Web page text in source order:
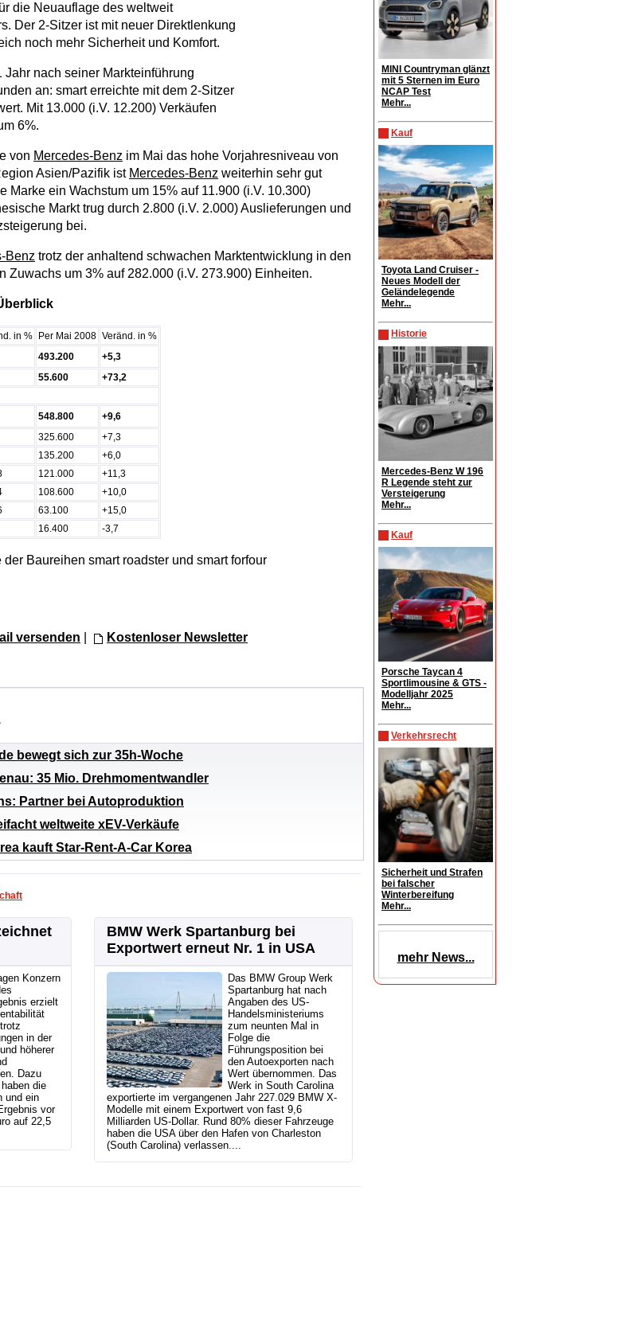
MINI Countryman glänzt
mit 5 Sternen im Euro
NCAP Test
Mehr...
Kauf
Toyota Land Cruiser -
Neues Modell der
Geländelegende
Mehr...
Historie
Mercedes-Benz W 196
R Legende steht zur
Versteigerung
Mehr...
Kauf
Porsche Taycan 4
Sportlimousine & GTS -
Modelljahr 2025
Mehr...
Verkehrsrecht
Sicherheit und Strafen
bei falscher
Winterbereifung
Mehr...
mehr News...
die Neuauflage des weltweit
Der 2-Sitzer ist mit neuer Direktlenkung
noch mehr Sicherheit und Komfort.
Jahr nach seiner Markteinführung
an: smart erreichte mit dem 2-Sitzer
Mit 13.000 (i.V. 12.200) Verkäufen
6%.
von Mercedes-Benz im Mai das hohe Vorjahresniveau von
Asien/Pazifik ist Mercedes-Benz weiterhin sehr gut
Marke ein Wachstum um 15% auf 11.900 (i.V. 10.300)
Markt trug durch 2.800 (i.V. 2.000) Auslieferungen und
bei.
Benz trotz der anhaltend schwachen Marktentwicklung in den
Zuwachs um 3% auf 282.000 (i.V. 273.900) Einheiten.
in % Per Mai 2008 Veränd. in %
493.200
+5,3
55.600 +73,2
548.800
+9,6
325.600
+7,3
135.200
+6,0
121.000
+11,3
108.600
+10,0
63.100
+15,0
16.400 -3,7
Baureihen smart roadster und smart forfour
versenden Kostenloser Newsletter
bewegt sich zur 35h-Woche
35 Mio. Drehmomentwandler
Partner bei Autoproduktion
weltweite xEV-Verkäufe
kauft Star-Rent-A-Car Korea
Konzern
erzielt
in der
höherer
Dazu
die
und ein
vor
auf 22,5
BMW Werk Spartanburg bei
Exportwert erneut Nr. 1 in USA
Das BMW Group Werk
Spartanburg hat nach
Angaben des US-
Handelsministeriums
zum neunten Mal in
Folge die
Führungsposition bei
den Autoexporten nach
Wert übernommen. Das
Werk in South Carolina
exportierte im vergangenen Jahr 227.029 BMW X-
Modelle mit einem Exportwert von fast 9,6
Milliarden US-Dollar. Rund 80% dieser Fahrzeuge
haben die USA über den Hafen von Charleston
(South Carolina) verlassen....